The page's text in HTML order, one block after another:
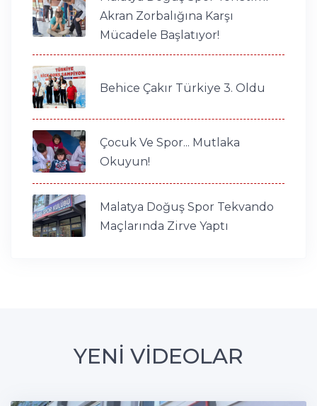
Akran Zorbalığına Karşı
Mücadele Başlatıyor!
Behice Çakır Türkiye 3. Oldu
Çocuk Ve Spor... Mutlaka
Okuyun!
Malatya Doğuş Spor Tekvando
Maçlarında Zirve Yaptı
YENİ VİDEOLAR